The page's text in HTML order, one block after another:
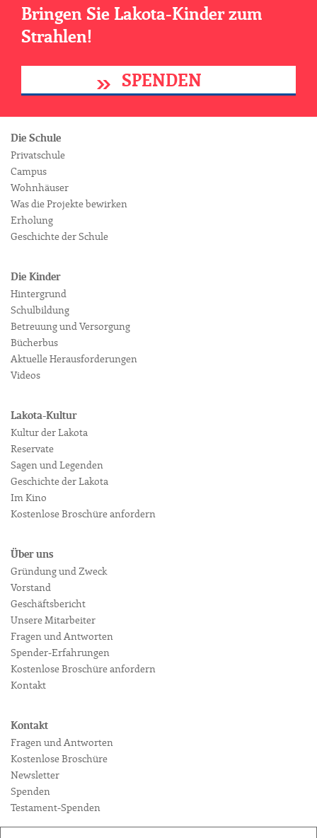
Bringen Sie Lakota-Kinder zum
Strahlen!
SPENDEN
Die Schule
Privatschule
Campus
Wohnhäuser
Was die Projekte bewirken
Erholung
Geschichte der Schule
Die Kinder
Hintergrund
Schulbildung
Betreuung und Versorgung
Bücherbus
Aktuelle Herausforderungen
Videos
Lakota-Kultur
Kultur der Lakota
Reservate
Sagen und Legenden
Geschichte der Lakota
Im Kino
Kostenlose Broschüre anfordern
Über uns
Gründung und Zweck
Vorstand
Geschäftsbericht
Unsere Mitarbeiter
Fragen und Antworten
Spender-Erfahrungen
Kostenlose Broschüre anfordern
Kontakt
Kontakt
Fragen und Antworten
Kostenlose Broschüre
Newsletter
Spenden
Testament-Spenden